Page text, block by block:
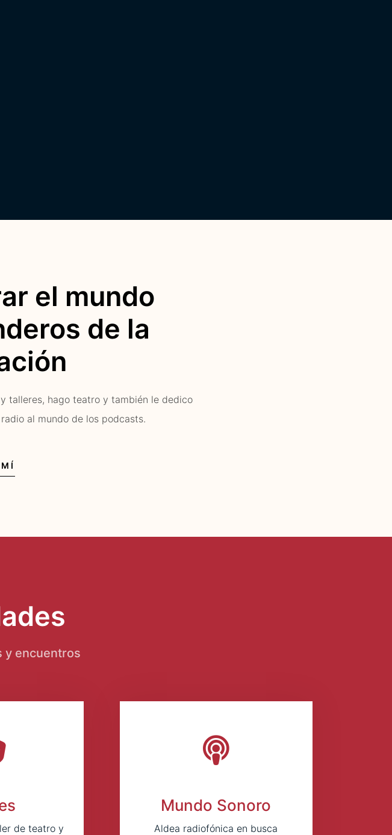
el mundo
de la
talleres, hago teatro y también le dedico
al mundo de los podcasts.
y encuentros
de teatro y
Mundo Sonoro
Aldea radiofónica en busca